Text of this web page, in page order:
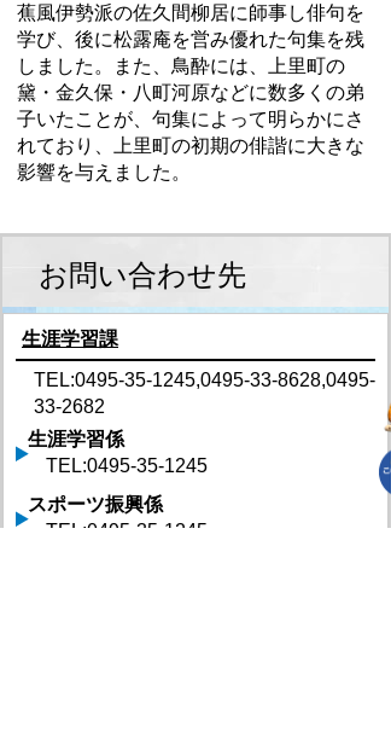
蕉風伊勢派の佐久間柳居に師事し俳句を
学び、後に松露庵を営み優れた句集を残
しました。また、鳥酔には、上里町の
黛・金久保・八町河原などに数多くの弟
子いたことが、句集によって明らかにさ
れており、上里町の初期の俳諧に大きな
影響を与えました。
お問い合わせ先
生涯学習課
TEL:0495-35-1245,0495-33-8628,0495-
33-2682
生涯学習係
TEL:0495-35-1245
スポーツ振興係
TEL:0495-35-1245